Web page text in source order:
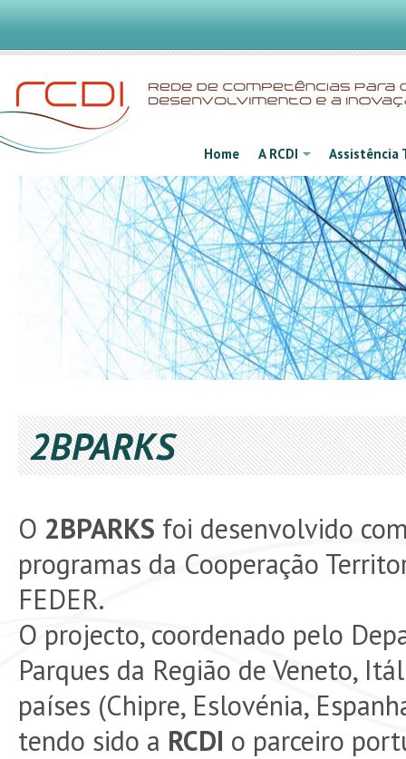
Home A RCDI Assistência
2BPARKS
O 2BPARKS foi desenvolvido
programas da Cooperação
FEDER.
O projecto, coordenado pelo
Parques da Região de Veneto,
países (Chipre, Eslovénia,
tendo sido a RCDI o parceiro